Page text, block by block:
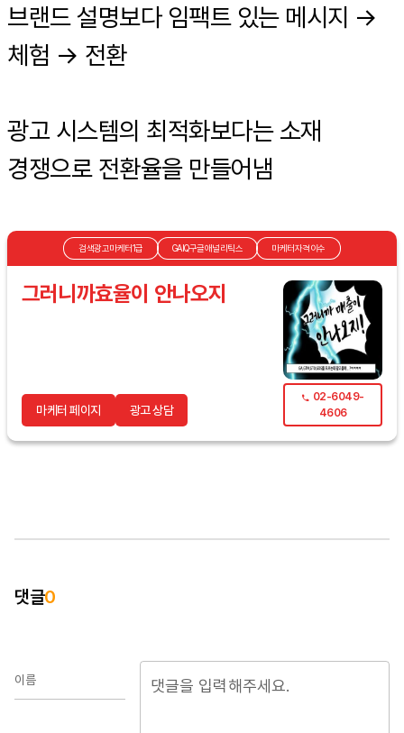
브랜드 설명보다 임팩트 있는 메시지 →
체험 → 전환
광고 시스템의 최적화보다는 소재
경쟁으로 전환율을 만들어냄
검색광고마케터1급 GAIQ구글애널리틱스 마케터자격이수
그러니까효율이 안나오지
마케터 페이지 광고 상담
02-6049-
4606
댓글0
이름